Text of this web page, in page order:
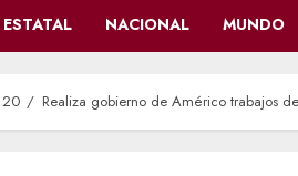
ESTATAL NACIONAL MUNDO
20 Realiza gobierno de Américo trabajos